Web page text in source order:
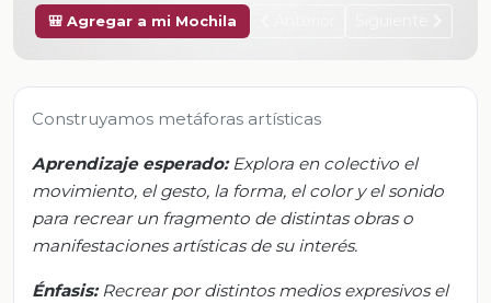
🎒 Agregar a mi Mochila
Construyamos metáforas artísticas
Aprendizaje esperado:Explora en colectivo el
movimiento, el gesto, la forma, el color y el sonido
para recrear un fragmento de distintas obras o
manifestaciones artísticas de su interés.
Énfasis:Recrear por distintos medios expresivos el